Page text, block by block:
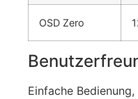
OSD Zero
Einfache